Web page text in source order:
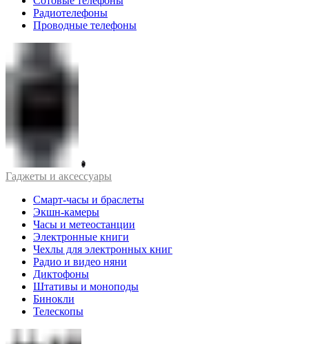
Радиотелефоны
Проводные телефоны
Гаджеты и аксессуары
Смарт-часы и браслеты
Экшн-камеры
Часы и метеостанции
Электронные книги
Чехлы для электронных книг
Радио и видео няни
Диктофоны
Штативы и моноподы
Бинокли
Телескопы